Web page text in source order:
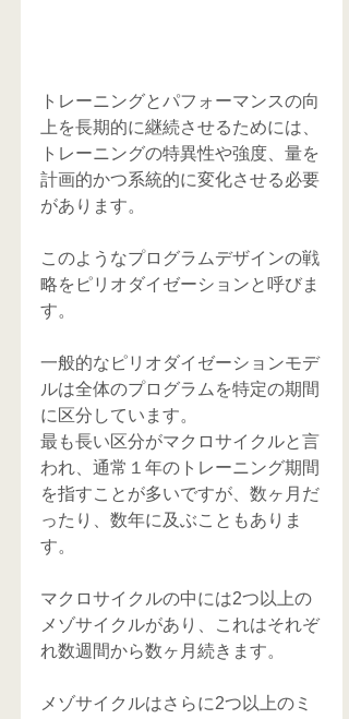
トレーニングとパフォーマンスの向
上を長期的に継続させるためには、
トレーニングの特異性や強度、量を
計画的かつ系統的に変化させる必要
があります。
このようなプログラムデザインの戦
略をピリオダイゼーションと呼びま
す。
一般的なピリオダイゼーションモデ
ルは全体のプログラムを特定の期間
に区分しています。
最も長い区分がマクロサイクルと言
われ、通常１年のトレーニング期間
を指すことが多いですが、数ヶ月だ
ったり、数年に及ぶこともありま
す。
マクロサイクルの中には2つ以上の
メゾサイクルがあり、これはそれぞ
れ数週間から数ヶ月続きます。
メゾサイクルはさらに2つ以上のミ